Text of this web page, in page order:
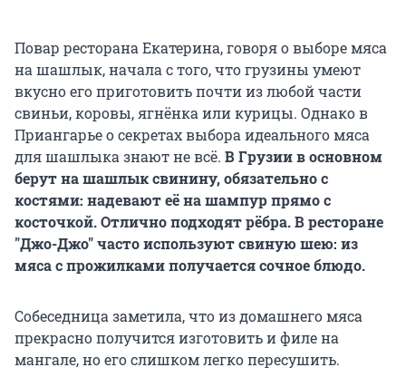
Повар ресторана Екатерина, говоря о выборе мяса
на шашлык, начала с того, что грузины умеют
вкусно его приготовить почти из любой части
свиньи, коровы, ягнёнка или курицы. Однако в
Приангарье о секретах выбора идеального мяса
для шашлыка знают не всё. В Грузии в основном
берут на шашлык свинину, обязательно с
костями: надевают её на шампур прямо с
косточкой. Отлично подходят рёбра. В ресторане
"Джо-Джо" часто используют свиную шею: из
мяса с прожилками получается сочное блюдо.
Собеседница заметила, что из домашнего мяса
прекрасно получится изготовить и филе на
мангале, но его слишком легко пересушить.